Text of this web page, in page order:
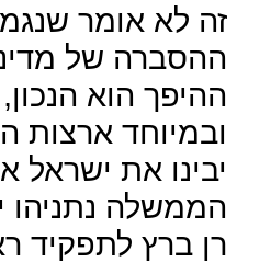
זה לא אומר
ההסברה של
ההיפך הוא
ובמיוחד ארצות
יבינו את ישראל
הממשלה נתניהו
רן ברץ לתפקיד